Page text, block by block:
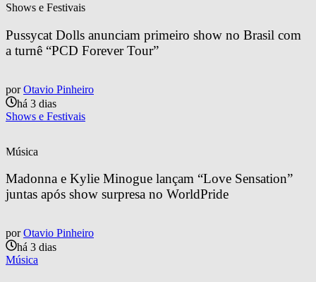
Shows e Festivais
Pussycat Dolls anunciam primeiro show no Brasil com
a turnê “PCD Forever Tour”
por Otavio Pinheiro
há 3 dias
Shows e Festivais
Música
Madonna e Kylie Minogue lançam “Love Sensation”
juntas após show surpresa no WorldPride
por Otavio Pinheiro
há 3 dias
Música